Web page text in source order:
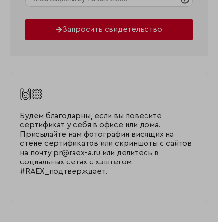
Запросить свидетельство
🙌🏻
Будем благодарны, если вы повесите
сертификат у себя в офисе или дома.
Присылайте нам фотографии висящих на
стене сертификатов или скриншоты с сайтов
на почту pr@raex-a.ru или делитесь в
социальных сетях с хэштегом
#RAEX_подтверждает.